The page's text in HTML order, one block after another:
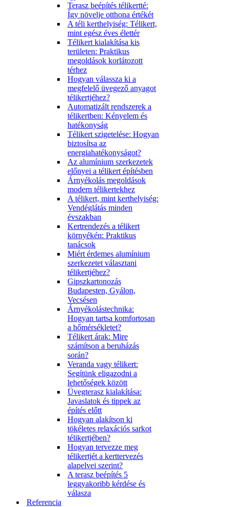
Terasz beépítés télikertté:
Így növelje otthona értékét
A téli kerthelyiség: Télikert,
mint egész éves élettér
Télikert kialakítása kis
területen: Praktikus
megoldások korlátozott
térhez
Hogyan válassza ki a
megfelelő üvegező anyagot
télikertjéhez?
Automatizált rendszerek a
télikertben: Kényelem és
hatékonyság
Télikert szigetelése: Hogyan
biztosítsa az
energiahatékonyságot?
Az alumínium szerkezetek
előnyei a télikert építésben
Árnyékolás megoldások
modern télikertekhez
A télikert, mint kerthelyiség:
Vendéglátás minden
évszakban
Kertrendezés a télikert
környékén: Praktikus
tanácsok
Miért érdemes alumínium
szerkezetet választani
télikertjéhez?
Gipszkartonozás
Budapesten, Gyálon,
Vecsésen
Árnyékolástechnika:
Hogyan tartsa komfortosan
a hőmérsékletet?
Télikert árak: Mire
számítson a beruházás
során?
Veranda vagy télikert:
Segítünk eligazodni a
lehetőségek között
Üvegterasz kialakítása:
Javaslatok és tippek az
építés előtt
Hogyan alakítson ki
tökéletes relaxációs sarkot
télikertjében?
Hogyan tervezze meg
télikertjét a kerttervezés
alapelvei szerint?
A terasz beépítés 5
leggyakoribb kérdése és
válasza
Referencia